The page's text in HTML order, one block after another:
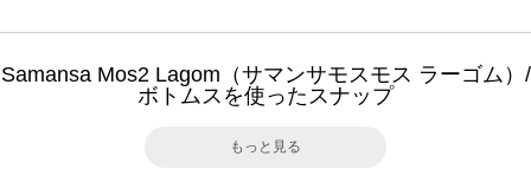
Samansa Mos2 Lagom（サマンサモスモス ラーゴム）/
ボトムスを使ったスナップ
もっと見る